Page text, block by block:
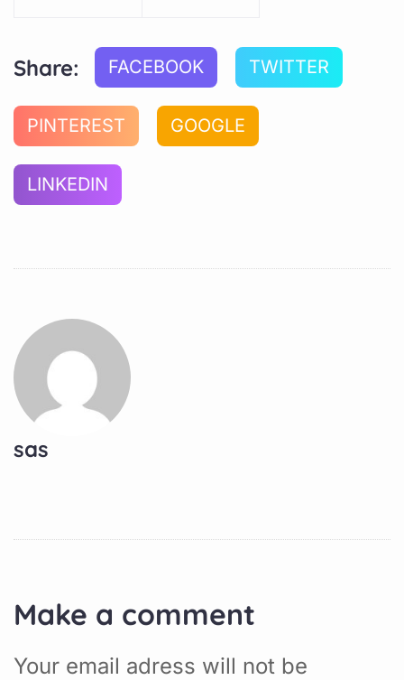
Share: FACEBOOK TWITTER
PINTEREST GOOGLE
LINKEDIN
sas
Make a comment
Your email adress will not be